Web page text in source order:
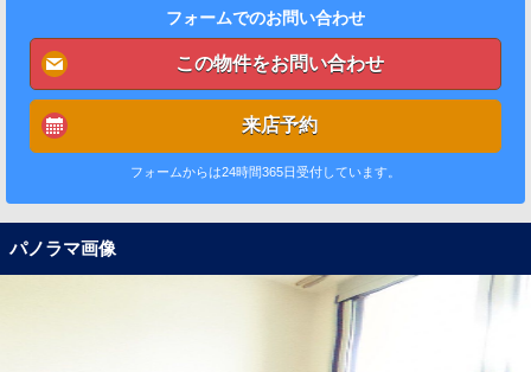
フォームでのお問い合わせ
この物件をお問い合わせ
来店予約
フォームからは24時間365日受付しています。
パノラマ画像